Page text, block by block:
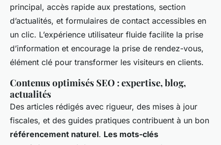
principal, accès rapide aux prestations, section
d’actualités, et formulaires de contact accessibles en
un clic. L’expérience utilisateur fluide facilite la prise
d’information et encourage la prise de rendez-vous,
élément clé pour transformer les visiteurs en clients.
Contenus optimisés SEO : expertise, blog,
actualités
Des articles rédigés avec rigueur, des mises à jour
fiscales, et des guides pratiques contribuent à un bon
référencement naturel. Les mots-clés